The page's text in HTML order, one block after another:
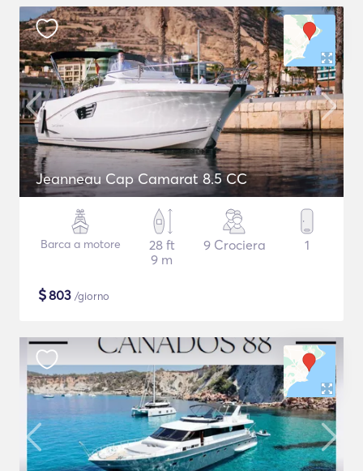
Jeanneau Cap Camarat 8.5 CC
Barca a motore
28 ft
9 m
9 Crociera 1
$803 /giorno